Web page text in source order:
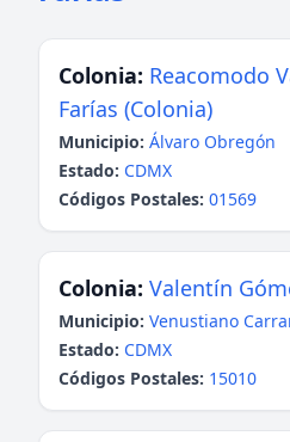
Colonia: Reacomodo
Farías (Colonia)
Municipio: Álvaro Obregón
Estado: CDMX
Códigos Postales: 01569
Colonia: Valentín
Municipio: Venustiano
Estado: CDMX
Códigos Postales: 15010